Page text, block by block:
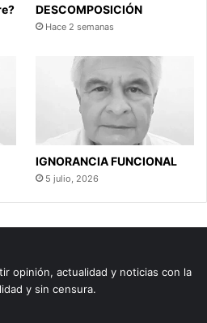
DESCOMPOSICIÓN
Hace 2 semanas
IGNORANCIA FUNCIONAL
5 julio, 2026
opinión, actualidad y noticias con la
y sin censura.